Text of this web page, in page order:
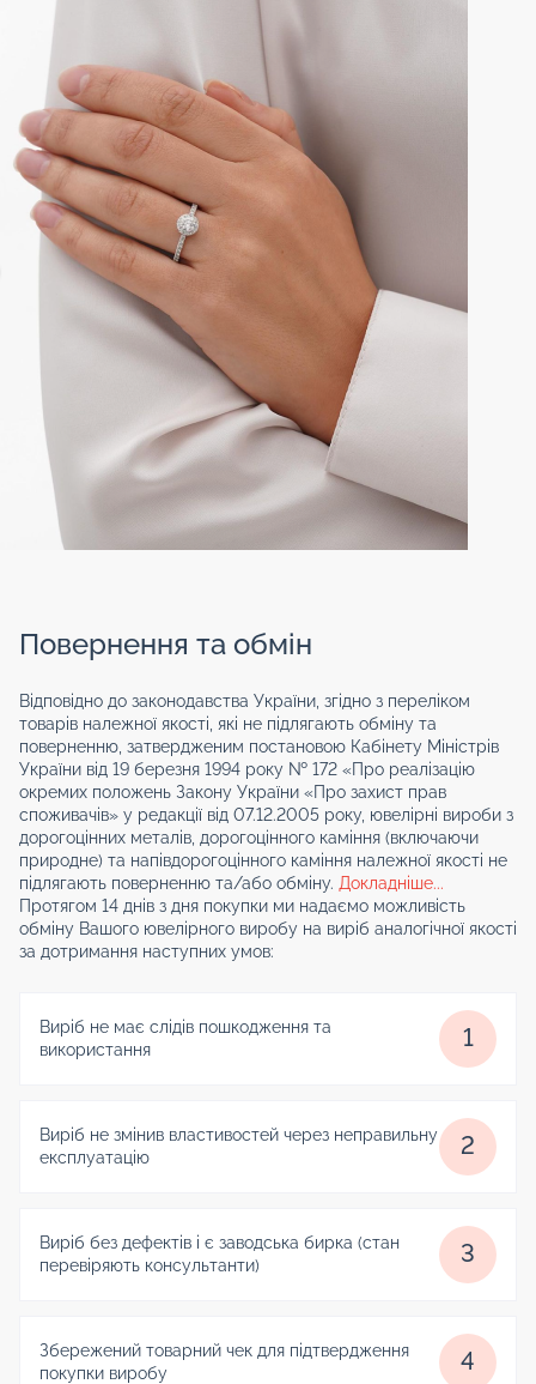
Повернення та обмін
Відповідно до законодавства України, згідно з переліком
товарів належної якості, які не підлягають обміну та
поверненню, затвердженим постановою Кабінету Міністрів
України від 19 березня 1994 року № 172 «Про реалізацію
окремих положень Закону України «Про захист прав
споживачів» у редакції від 07.12.2005 року, ювелірні вироби з
дорогоцінних металів, дорогоцінного каміння (включаючи
природне) та напівдорогоцінного каміння належної якості не
підлягають поверненню та/або обміну. Докладніше...
Протягом 14 днів з дня покупки ми надаємо можливість
обміну Вашого ювелірного виробу на виріб аналогічної якості
за дотримання наступних умов:
Виріб не має слідів пошкодження та
використання
1
Виріб не змінив властивостей через неправильну
експлуатацію
2
Виріб без дефектів і є заводська бирка (стан
перевіряють консультанти)
3
Збережений товарний чек для підтвердження
покупки виробу
4